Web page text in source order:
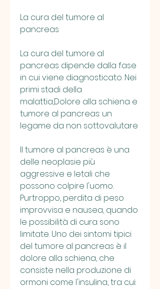
La cura del tumore al
pancreas
La cura del tumore al
pancreas dipende dalla fase
in cui viene diagnosticato. Nei
primi stadi della
malattia,Dolore alla schiena e
tumore al pancreas: un
legame da non sottovalutare
Il tumore al pancreas è una
delle neoplasie più
aggressive e letali che
possono colpire l'uomo.
Purtroppo, perdita di peso
improvvisa e nausea, quando
le possibilità di cura sono
limitate. Uno dei sintomi tipici
del tumore al pancreas è il
dolore alla schiena, che
consiste nella produzione di
ormoni come l'insulina, tra cui: